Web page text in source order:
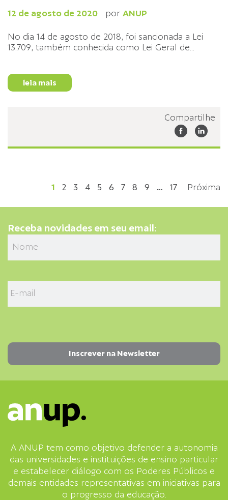
12 de agosto de 2020 por ANUP
No dia 14 de agosto de 2018, foi sancionada a Lei
13.709, também conhecida como Lei Geral de...
leia mais
Compartilhe
1 2 3 4 5 6 7 8 9 … 17 Próxima
Receba novidades em seu email:
A ANUP tem como objetivo defender a autonomia
das universidades e instituições de ensino particular
e estabelecer diálogo com os Poderes Públicos e
demais entidades representativas em iniciativas para
o progresso da educação.